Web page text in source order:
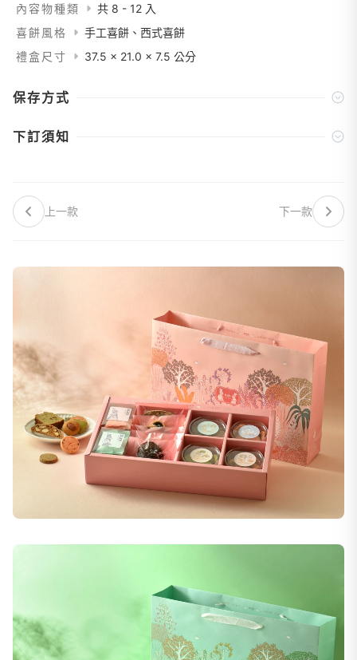
內容物種類
共 8 - 12 入
喜餅風格
手工喜餅、西式喜餅
禮盒尺寸
37.5 x 21.0 x 7.5 公分
保存方式
下訂須知
上一款 下一款